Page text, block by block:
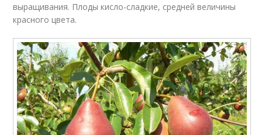
выращивания. Плоды кисло-сладкие, средней величины
красного цвета.